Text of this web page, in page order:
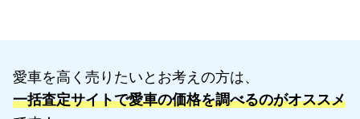
愛車を高く売りたいとお考えの方は、
一括査定サイトで愛車の価格を調べるのがオススメ